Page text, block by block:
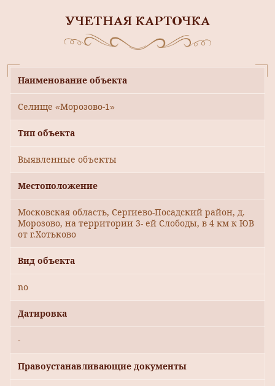
УЧЕТНАЯ КАРТОЧКА
Наименование объекта
Селище «Морозово-1»
Тип объекта
Выявленные объекты
Местоположение
Московская область, Сергиево-Посадский район, д.
Морозово, на территории 3- ей Слободы, в 4 км к ЮВ
от г.Хотьково
Вид объекта
no
Датировка
-
Правоустанавливающие документы